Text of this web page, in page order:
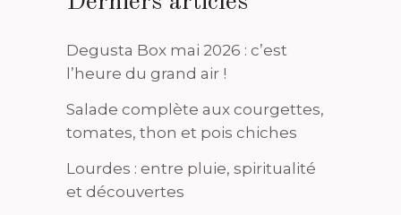
Degusta Box mai 2026 : c’est
l’heure du grand air !
Salade complète aux courgettes,
tomates, thon et pois chiches
Lourdes : entre pluie, spiritualité
et découvertes